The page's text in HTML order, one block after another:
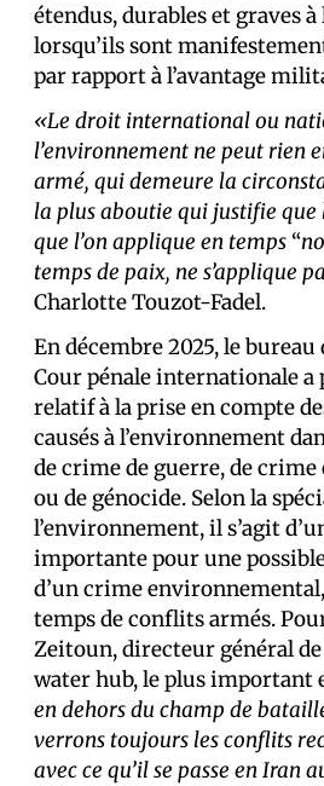
étendus, durables et graves
lorsqu’ils sont
par rapport à l’avantage
«Le droit international ou
l’environnement ne peut rien
armé, qui demeure la
la plus aboutie qui justifie
que l’on applique en temps “
temps de paix, ne s’applique
Charlotte Touzot-Fadel.
En décembre 2025, le
Cour pénale internationale a
relatif à la prise en compte
causés à l’environnement
de crime de guerre, de
ou de génocide. Selon la
l’environnement, il s’agit
importante pour une
d’un crime
temps de conflits armés.
Zeitoun, directeur général de
water hub, le plus important
en dehors du champ de
verrons toujours les conflits
avec ce qu’il se passe en Iran